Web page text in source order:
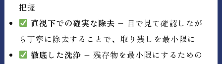
把握
直視下での確実な除去 – 目で見て確認しなが
ら丁寧に除去することで、取り残しを最小限に
徹底した洗浄 – 残存物を最小限にするための